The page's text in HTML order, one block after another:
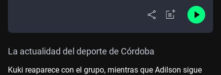
La actualidad del deporte de Córdoba
Kuki reaparece con el grupo, mientras que Adilson sigue